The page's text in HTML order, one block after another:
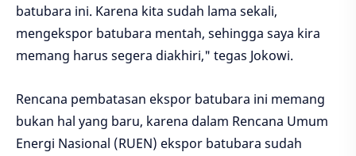
batubara ini. Karena kita sudah lama sekali,
mengekspor batubara mentah, sehingga saya kira
memang harus segera diakhiri," tegas Jokowi.
Rencana pembatasan ekspor batubara ini memang
bukan hal yang baru, karena dalam Rencana Umum
Energi Nasional (RUEN) ekspor batubara sudah